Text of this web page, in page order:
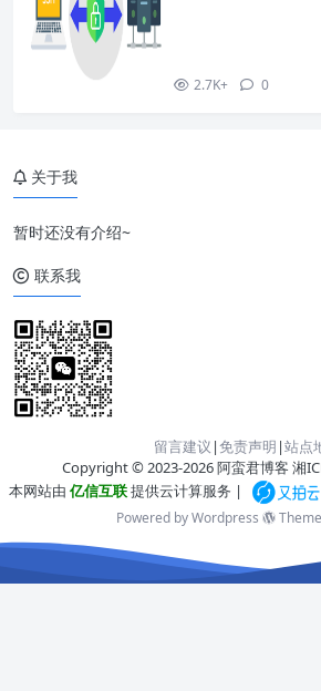
2.7K+ 0
关于我
暂时还没有介绍~
联系我
留言建议 |免责声明 |站点
Copyright © 2023-2026 阿蛮君博客 湘
本网站由 亿信互联提供云计算服务 |
Powered by Wordpress